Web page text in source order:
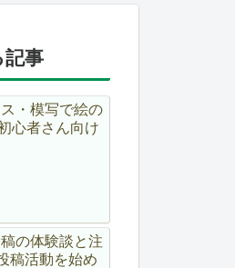
記事
ス・模写で絵の
心者さん向け
の体験談と注
稿活動を始め